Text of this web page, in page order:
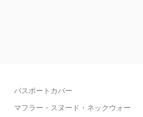
パスポートカバー
マフラー・スヌード・ネックウォー